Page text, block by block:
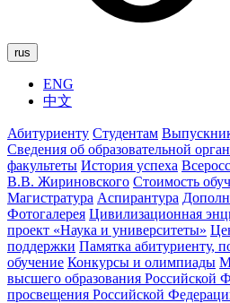
rus
ENG
中文
Абитуриенту Студентам
Сведения об образовательной
факультеты История успеха
В.В. Жириновского Стоимость
Магистратура Аспирантура
Фотогалерея Цивилизационная
проект «Наука и университеты»
поддержки Памятка абитуриенту,
обучение Конкурсы и олимпиады
высшего образования Российской
просвещения Российской